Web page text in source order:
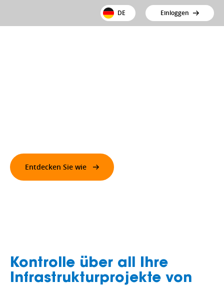
DE Einloggen
Entdecken Sie wie
Kontrolle über all Ihre
Infrastruktur­projekte von